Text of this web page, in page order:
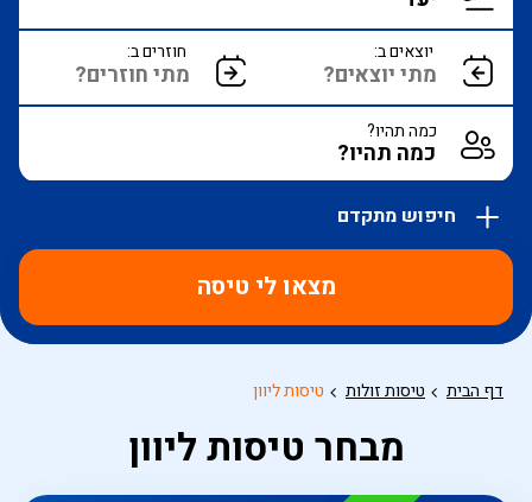
יוצאים ב: חוזרים ב:
כמה תהיו?
מצאו לי טיסה
אפשרויות
מוצגות
הכפתור
דף הבית טיסות זולות טיסות ליוון
מבחר טיסות ליוון